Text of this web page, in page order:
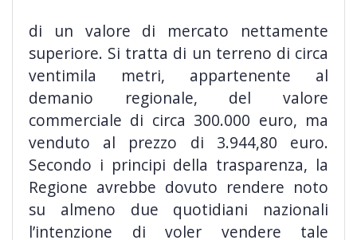
di un valore di mercato nettamente
superiore. Si tratta di un terreno di circa
ventimila metri, appartenente al
demanio regionale, del valore
commerciale di circa 300.000 euro, ma
venduto al prezzo di 3.944,80 euro.
Secondo i principi della trasparenza, la
Regione avrebbe dovuto rendere noto
su almeno due quotidiani nazionali
l’intenzione di voler vendere tale